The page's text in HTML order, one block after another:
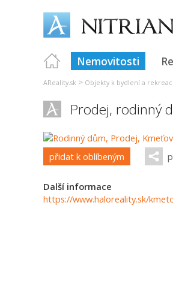
Nemovitosti
AReality.sk > Objekty k bydlení a
Prodej, rodinný
přidat k oblíbeným
Další informace